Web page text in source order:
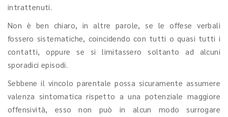
intrattenuti.
Non è ben chiaro, in altre parole, se le offese verbali
fossero sistematiche, coincidendo con tutti o quasi tutti i
contatti, oppure se si limitassero soltanto ad alcuni
sporadici episodi.
Sebbene il vincolo parentale possa sicuramente assumere
valenza sintomatica rispetto a una potenziale maggiore
offensività, esso non può in alcun modo surrogare